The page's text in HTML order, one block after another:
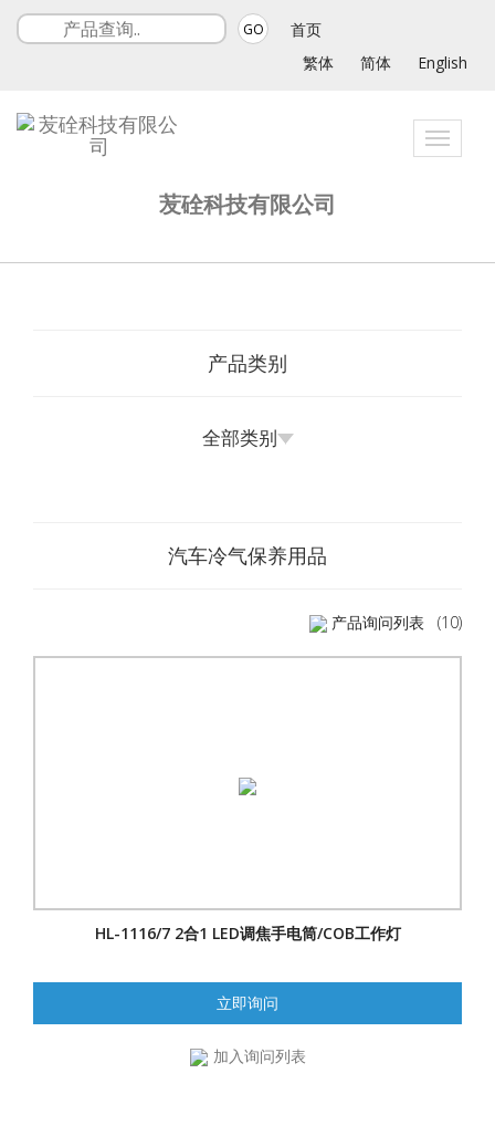
GO
首页
繁体
简体 English
Toggle
苃硂科技有限公司
产品类别
全部类别
汽车冷气保养用品
产品询问列表 (10)
HL-1116/7 2合1 LED调焦手电筒/COB工作灯
立即询问
加入询问列表